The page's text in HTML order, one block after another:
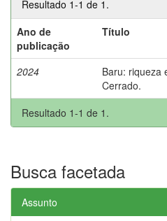
Resultado 1-1 de 1.
Ano de
publicação
Título
2024
Baru: riqueza
Cerrado.
Resultado 1-1 de 1.
Busca facetada
Assunto